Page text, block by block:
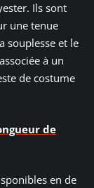
Ils sont
une tenue
souplesse et le
à un
de costume
de
en de